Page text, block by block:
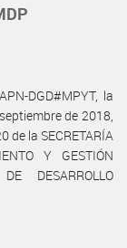
DGD#MPYT, la
de 2018,
de la SECRETARÍA
Y GESTIÓN
DESARROLLO